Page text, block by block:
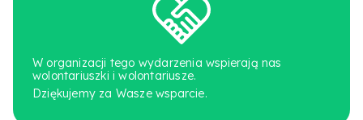
W organizacji tego wydarzenia wspierają nas
wolontariuszki i wolontariusze.
Dziękujemy za Wasze wsparcie.